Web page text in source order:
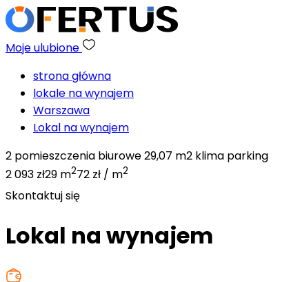
Moje ulubione
strona główna
lokale na wynajem
Warszawa
Lokal na wynajem
2 pomieszczenia biurowe 29,07 m2 klima parking
2 093 zł29 m272 zł / m2
Skontaktuj się
Lokal na wynajem